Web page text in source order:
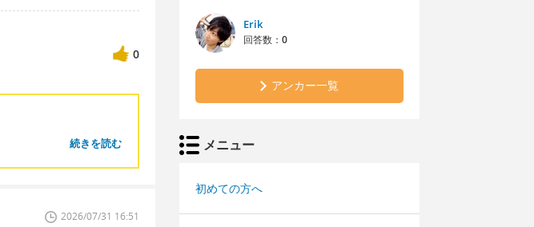
0
続きを読む
2026/07/31 16:51
Erik
回答数： 0
アンカー一覧
メニュー
初めての方へ